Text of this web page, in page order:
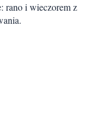
rano i wieczorem z